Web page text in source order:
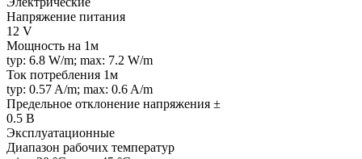
Напряжение питания
12 V
Мощность на 1м
typ: 6.8 W/m; max: 7.2 W/m
Ток потребления 1м
typ: 0.57 A/m; max: 0.6 A/m
Предельное отклонение напряжения ±
0.5 В
Эксплуатационные
Диапазон рабочих температур